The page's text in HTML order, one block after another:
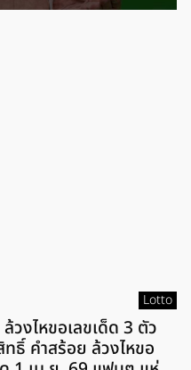
Lotto
งไหขอเลขเด็ด 3 ตัว
ธิ์ คำสร้อย ล้วงไหขอ